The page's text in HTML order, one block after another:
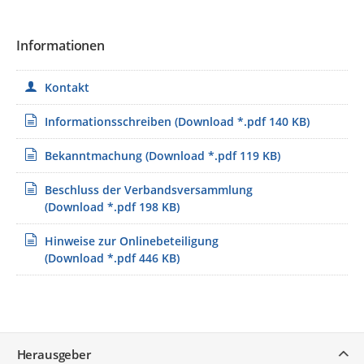
Ansprech­partner zur Verfügung. Fragen zur Nutzung des Portals
westsachsen.de
Informationen
Kontakt
Informationsschreiben (Download *.pdf 140 KB)
Bekanntmachung (Download *.pdf 119 KB)
Beschluss der Verbandsversammlung
(Download *.pdf 198 KB)
Hinweise zur Onlinebeteiligung
(Download *.pdf 446 KB)
Herausgeber